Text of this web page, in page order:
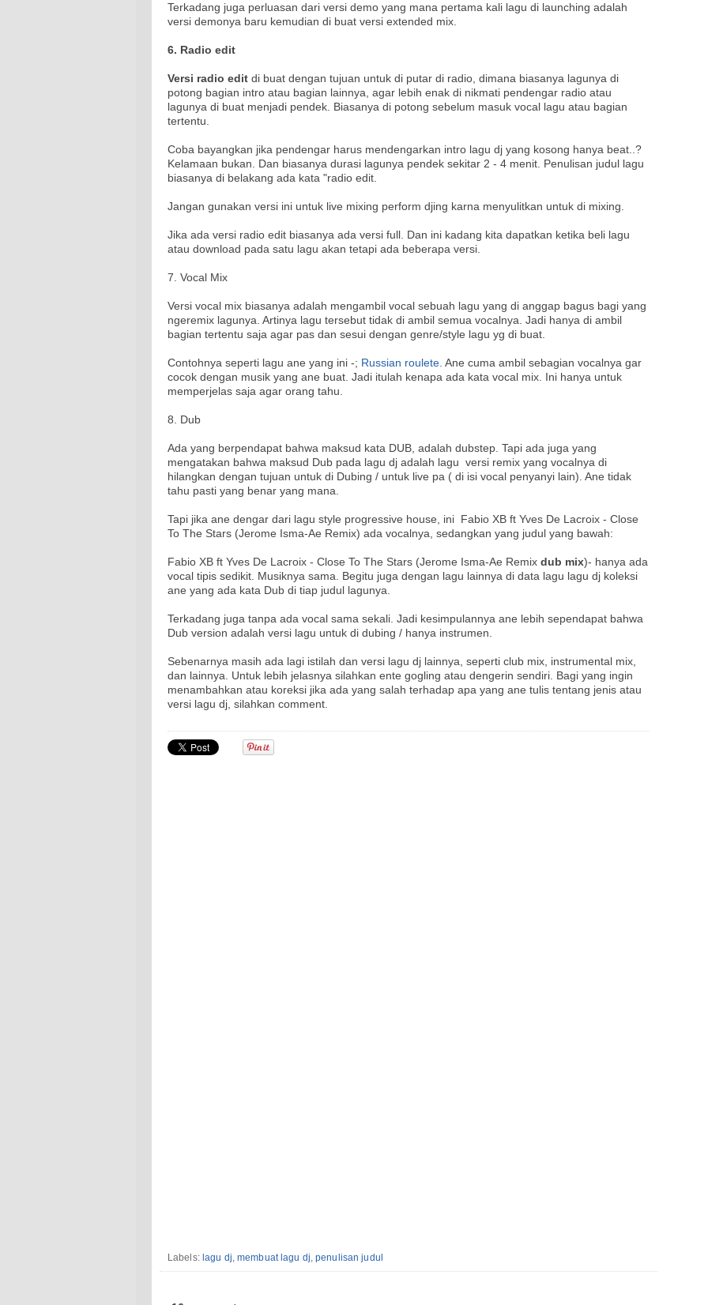
Terkadang juga perluasan dari versi demo yang mana pertama kali lagu di launching adalah
versi demonya baru kemudian di buat versi extended mix.
6. Radio edit
Versi radio edit di buat dengan tujuan untuk di putar di radio, dimana biasanya lagunya di
potong bagian intro atau bagian lainnya, agar lebih enak di nikmati pendengar radio atau
lagunya di buat menjadi pendek. Biasanya di potong sebelum masuk vocal lagu atau bagian
tertentu.
Coba bayangkan jika pendengar harus mendengarkan intro lagu dj yang kosong hanya beat..?
Kelamaan bukan. Dan biasanya durasi lagunya pendek sekitar 2 - 4 menit. Penulisan judul lagu
biasanya di belakang ada kata "radio edit.
Jangan gunakan versi ini untuk live mixing perform djing karna menyulitkan untuk di mixing.
Jika ada versi radio edit biasanya ada versi full. Dan ini kadang kita dapatkan ketika beli lagu
atau download pada satu lagu akan tetapi ada beberapa versi.
7. Vocal Mix
Versi vocal mix biasanya adalah mengambil vocal sebuah lagu yang di anggap bagus bagi yang
ngeremix lagunya. Artinya lagu tersebut tidak di ambil semua vocalnya. Jadi hanya di ambil
bagian tertentu saja agar pas dan sesui dengan genre/style lagu yg di buat.
Contohnya seperti lagu ane yang ini -; Russian roulete. Ane cuma ambil sebagian vocalnya gar
cocok dengan musik yang ane buat. Jadi itulah kenapa ada kata vocal mix. Ini hanya untuk
memperjelas saja agar orang tahu.
8. Dub
Ada yang berpendapat bahwa maksud kata DUB, adalah dubstep. Tapi ada juga yang
mengatakan bahwa maksud Dub pada lagu dj adalah lagu versi remix yang vocalnya di
hilangkan dengan tujuan untuk di Dubing / untuk live pa ( di isi vocal penyanyi lain). Ane tidak
tahu pasti yang benar yang mana.
Tapi jika ane dengar dari lagu style progressive house, ini Fabio XB ft Yves De Lacroix - Close
To The Stars (Jerome Isma-Ae Remix) ada vocalnya, sedangkan yang judul yang bawah:
Fabio XB ft Yves De Lacroix - Close To The Stars (Jerome Isma-Ae Remix dub mix)- hanya ada
vocal tipis sedikit. Musiknya sama. Begitu juga dengan lagu lainnya di data lagu lagu dj koleksi
ane yang ada kata Dub di tiap judul lagunya.
Terkadang juga tanpa ada vocal sama sekali. Jadi kesimpulannya ane lebih sependapat bahwa
Dub version adalah versi lagu untuk di dubing / hanya instrumen.
Sebenarnya masih ada lagi istilah dan versi lagu dj lainnya, seperti club mix, instrumental mix,
dan lainnya. Untuk lebih jelasnya silahkan ente gogling atau dengerin sendiri. Bagi yang ingin
menambahkan atau koreksi jika ada yang salah terhadap apa yang ane tulis tentang jenis atau
versi lagu dj, silahkan comment.
Labels: lagu dj ,membuat lagu dj ,penulisan judul